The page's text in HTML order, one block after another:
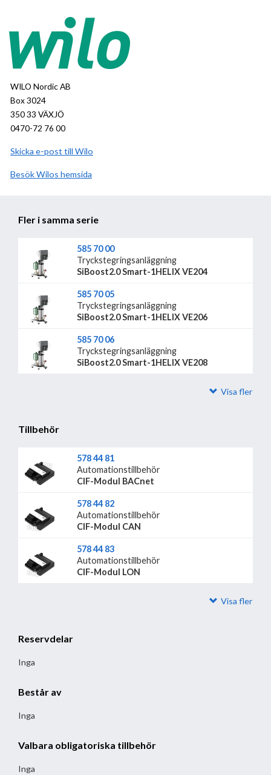
WILO Nordic AB
Box 3024
350 33 VÄXJÖ
0470-72 76 00
Skicka e-post till Wilo
BesökWilo hemsida
Fler i samma serie
585 70 00
Tryckstegringsanläggning
SiBoost2.0 Smart-1HELIX VE204
585 70 05
Tryckstegringsanläggning
SiBoost2.0 Smart-1HELIX VE206
585 70 06
Tryckstegringsanläggning
SiBoost2.0 Smart-1HELIX VE208
Visa fler
Tillbehör
578 44 81
Automationstillbehör
CIF-Modul BACnet
578 44 82
Automationstillbehör
CIF-Modul CAN
578 44 83
Automationstillbehör
CIF-Modul LON
Visa fler
Reservdelar
Inga
Består av
Inga
Valbara obligatoriska tillbehör
Inga